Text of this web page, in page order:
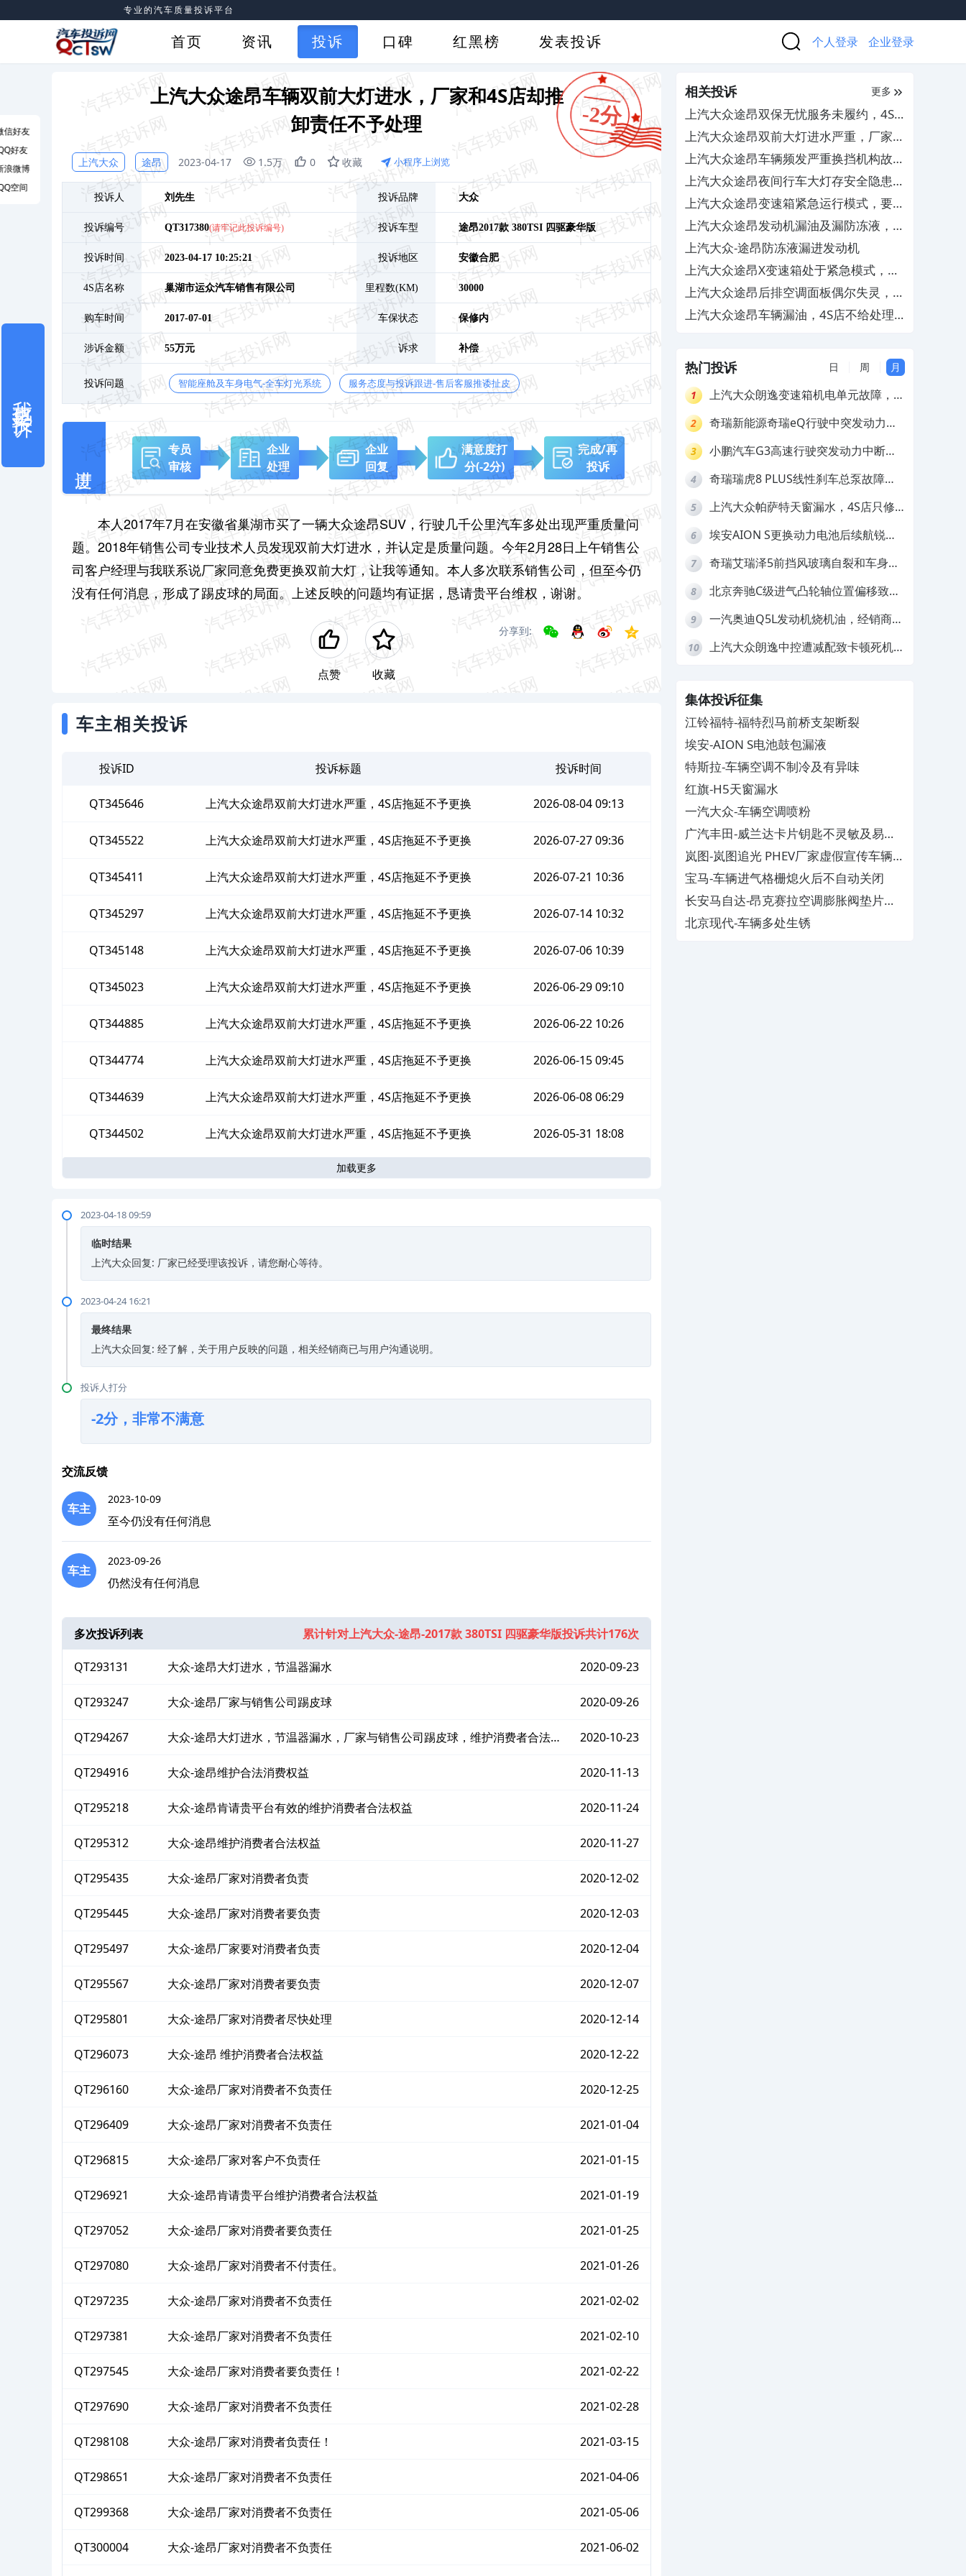
专业的汽车质量投诉平台
首页 资讯 投诉 口碑 红黑榜 发表投诉 个人登录 企业登录
-2分
上汽大众途昂车辆双前大灯进水，厂家和4S店却推
卸责任不予处理
上汽大众 途昂 2023-04-17 1.5万 0 收藏 小程序上浏览
投诉人 刘 先生 投诉品牌 大众
投诉编号 QT317380(请牢记此投诉编号) 投诉车型 途昂2017款 380TSI 四驱豪华版
投诉时间 2023-04-17 10:25:21 投诉地区 安徽合肥
4S店名称 巢湖市运众汽车销售有限公司 里程数(KM) 30000
购车时间 2017-07-01 车保状态 保修内
涉诉金额 55万元 诉求 补偿
投诉问题 智能座舱及车身电气-全车灯光系统 服务态度与投诉跟进-售后客服推诿扯皮
专员
审核
企业
处理
企业
回复
满意度打
分(-2分)
完成/再
投诉
本人2017年7月在安徽省巢湖市买了一辆大众途昂SUV，行驶几千公里汽车多处出现严重质量问
题。2018年销售公司专业技术人员发现双前大灯进水，并认定是质量问题。今年2月28日上午销售公
司客户经理与我联系说厂家同意免费更换双前大灯，让我等通知。本人多次联系销售公司，但至今仍
没有任何消息，形成了踢皮球的局面。上述反映的问题均有证据，恳请贵平台维权，谢谢。
点赞 收藏
分享到:
车主相关投诉
投诉ID 投诉标题 投诉时间
QT345646 上汽大众途昂双前大灯进水严重，4S店拖延不予更换 2026-08-04 09:13
QT345522 上汽大众途昂双前大灯进水严重，4S店拖延不予更换 2026-07-27 09:36
QT345411 上汽大众途昂双前大灯进水严重，4S店拖延不予更换 2026-07-21 10:36
QT345297 上汽大众途昂双前大灯进水严重，4S店拖延不予更换 2026-07-14 10:32
QT345148 上汽大众途昂双前大灯进水严重，4S店拖延不予更换 2026-07-06 10:39
QT345023 上汽大众途昂双前大灯进水严重，4S店拖延不予更换 2026-06-29 09:10
QT344885 上汽大众途昂双前大灯进水严重，4S店拖延不予更换 2026-06-22 10:26
QT344774 上汽大众途昂双前大灯进水严重，4S店拖延不予更换 2026-06-15 09:45
QT344639 上汽大众途昂双前大灯进水严重，4S店拖延不予更换 2026-06-08 06:29
QT344502 上汽大众途昂双前大灯进水严重，4S店拖延不予更换 2026-05-31 18:08
加载更多
2023-04-18 09:59
临时结果
上汽大众回复: 厂家已经受理该投诉，请您耐心等待。
2023-04-24 16:21
最终结果
上汽大众回复: 经了解，关于用户反映的问题，相关经销商已与用户沟通说明。
投诉人打分
-2分，非常不满意
交流反馈
车主
2023-10-09
至今仍没有任何消息
车主
2023-09-26
仍然没有任何消息
多次投诉列表 累计针对上汽大众-途昂-2017款 380TSI 四驱豪华版投诉共计176次
QT293131 大众-途昂大灯进水，节温器漏水 2020-09-23
QT293247 大众-途昂厂家与销售公司踢皮球 2020-09-26
QT294267
大众-途昂大灯进水，节温器漏水，厂家与销售公司踢皮球，维护消费者合法权
2020-10-23
QT294916 大众-途昂维护合法消费权益 2020-11-13
QT295218 大众-途昂肯请贵平台有效的维护消费者合法权益 2020-11-24
QT295312 大众-途昂维护消费者合法权益 2020-11-27
QT295435 大众-途昂厂家对消费者负责 2020-12-02
QT295445 大众-途昂厂家对消费者要负责 2020-12-03
QT295497 大众-途昂厂家要对消费者负责 2020-12-04
QT295567 大众-途昂厂家对消费者要负责 2020-12-07
QT295801 大众-途昂厂家对消费者尽快处理 2020-12-14
QT296073 大众-途昂 维护消费者合法权益 2020-12-22
QT296160 大众-途昂厂家对消费者不负责任 2020-12-25
QT296409 大众-途昂厂家对消费者不负责任 2021-01-04
QT296815 大众-途昂厂家对客户不负责任 2021-01-15
QT296921 大众-途昂肯请贵平台维护消费者合法权益 2021-01-19
QT297052 大众-途昂厂家对消费者要负责任 2021-01-25
QT297080 大众-途昂厂家对消费者不付责任。 2021-01-26
QT297235 大众-途昂厂家对消费者不负责任 2021-02-02
QT297381 大众-途昂厂家对消费者不负责任 2021-02-10
QT297545 大众-途昂厂家对消费者要负责任！ 2021-02-22
QT297690 大众-途昂厂家对消费者不负责任 2021-02-28
QT298108 大众-途昂厂家对消费者负责任！ 2021-03-15
QT298651 大众-途昂厂家对消费者不负责任 2021-04-06
QT299368 大众-途昂厂家对消费者不负责任 2021-05-06
QT300004 大众-途昂厂家对消费者不负责任 2021-06-02
相关投诉 更多
上汽大众途昂双保无忧服务未履约，4S
店跑路无人管
上汽大众途昂双前大灯进水严重，厂家和
4S店不负责任不处理
上汽大众途昂车辆频发严重换挡机构故
障，要求厂家予以退车
上汽大众途昂夜间行车大灯存安全隐患，
4S店无法调整解决
上汽大众途昂变速箱紧急运行模式，要求
免费更换TCU
上汽大众途昂发动机漏油及漏防冻液，
4S查不出原因无法解决
上汽大众-途昂防冻液漏进发动机
上汽大众途昂X变速箱处于紧急模式，导
致缺失奇数挡位
上汽大众途昂后排空调面板偶尔失灵，售
后置之不理
上汽大众途昂车辆漏油，4S店不给处理
热门投诉 日 周 月
1
上汽大众朗逸变速箱机电单元故障，厂
2
奇瑞新能源奇瑞eQ行驶中突发动力受
拒绝三电质保
3
小鹏汽车G3高速行驶突发动力中断，
4
奇瑞瑞虎8 PLUS线性刹车总泵故障，
5
上汽大众帕萨特天窗漏水，4S店只修
6
埃安AION S更换动力电池后续航锐
7
奇瑞艾瑞泽5前挡风玻璃自裂和车身多
8
北京奔驰C级进气凸轮轴位置偏移致发
9
一汽奥迪Q5L发动机烧机油，经销商推
10
上汽大众朗逸中控遭减配致卡顿死机，
集体投诉征集
江铃福特-福特烈马前桥支架断裂
埃安-AION S电池鼓包漏液
特斯拉-车辆空调不制冷及有异味
红旗-H5天窗漏水
一汽大众-车辆空调喷粉
广汽丰田-威兰达卡片钥匙不灵敏及易消
磁
岚图-岚图追光 PHEV厂家虚假宣传车辆配
置与功能
宝马-车辆进气格栅熄火后不自动关闭
长安马自达-昂克赛拉空调膨胀阀垫片生
锈
北京现代-车辆多处生锈
信好友
好友
浪微博
空间